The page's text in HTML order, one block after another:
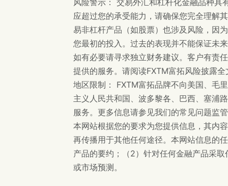
风险警示： 交易外汇和杠杆化金融品种具
应超过您的承受能力，请确保您完全理解
易非杠杆产品（如股票）也涉及风险，因
您最初的投入。过去的表现并不能保证未
如有必要请寻求独立财务建议。客户有责
提供的服务。请阅读FXTM富拓风险披露全
地区限制： FXTM富拓品牌不向美国、毛
主义人民共和国、波多黎各、巴西、塞浦
服务。更多信息请参见我们的常见问题监
本网站根据您的要求为您提供信息，其内
再传播用于其他任何途径。本网站信息的
产品的要约；（2）针对任何金融产品采
或市场预测。